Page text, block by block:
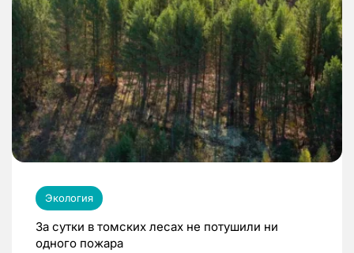
Экология
За сутки в томских лесах не потушили ни
одного пожара